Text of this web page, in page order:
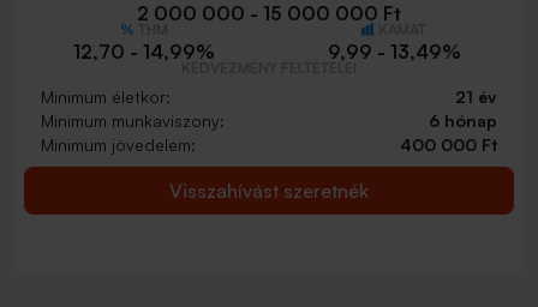
2 000 000 - 15 000 000 Ft
12,70 - 14,99% 9,99 - 13,49%
Minimum életkor:
21 év
Minimum munkaviszony:
6 hónap
Minimum jövedelem:
400 000 Ft
Visszahívást szeretnék